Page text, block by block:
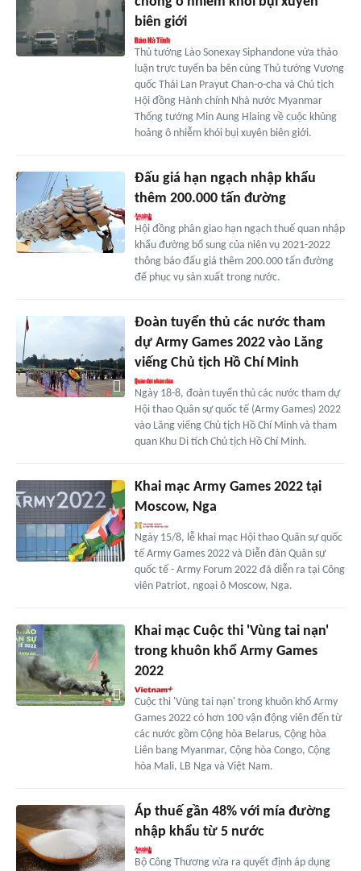
biên giới
Thủ tướng Lào Sonexay Siphandone vừa thảo
luận trực tuyến ba bên cùng Thủ tướng Vương
quốc Thái Lan Prayut Chan-o-cha và Chủ tịch
Hội đồng Hành chính Nhà nước Myanmar
Thống tướng Min Aung Hlaing về cuộc khủng
hoảng ô nhiễm khói bụi xuyên biên giới.
Đấu giá hạn ngạch nhập khẩu
thêm 200.000 tấn đường
Hội đồng phân giao hạn ngạch thuế quan nhập
khẩu đường bổ sung của niên vụ 2021-2022
thông báo đấu giá thêm 200.000 tấn đường
để phục vụ sản xuất trong nước.
Đoàn tuyển thủ các nước tham
dự Army Games 2022 vào Lăng
viếng Chủ tịch Hồ Chí Minh
Ngày 18-8, đoàn tuyển thủ các nước tham dự
Hội thao Quân sự quốc tế (Army Games) 2022
vào Lăng viếng Chủ tịch Hồ Chí Minh và tham
quan Khu Di tích Chủ tịch Hồ Chí Minh.
Khai mạc Army Games 2022 tại
Moscow, Nga
Ngày 15/8, lễ khai mạc Hội thao Quân sự quốc
tế Army Games 2022 và Diễn đàn Quân sự
quốc tế - Army Forum 2022 đã diễn ra tại Công
viên Patriot, ngoại ô Moscow, Nga.
Khai mạc Cuộc thi 'Vùng tai nạn'
trong khuôn khổ Army Games
2022
Cuộc thi 'Vùng tai nạn' trong khuôn khổ Army
Games 2022 có hơn 100 vận động viên đến từ
các nước gồm Cộng hòa Belarus, Cộng hòa
Liên bang Myanmar, Cộng hòa Congo, Cộng
hòa Mali, LB Nga và Việt Nam.
Áp thuế gần 48% với mía đường
nhập khẩu từ 5 nước
Bộ Công Thương vừa ra quyết định áp dụng